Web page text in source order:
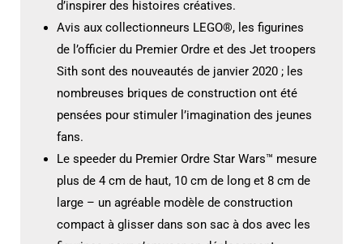
d’inspirer des histoires créatives.
Avis aux collectionneurs LEGO®, les figurines
de l’officier du Premier Ordre et des Jet troopers
Sith sont des nouveautés de janvier 2020 ; les
nombreuses briques de construction ont été
pensées pour stimuler l’imagination des jeunes
fans.
Le speeder du Premier Ordre Star Wars™ mesure
plus de 4 cm de haut, 10 cm de long et 8 cm de
large – un agréable modèle de construction
compact à glisser dans son sac à dos avec les